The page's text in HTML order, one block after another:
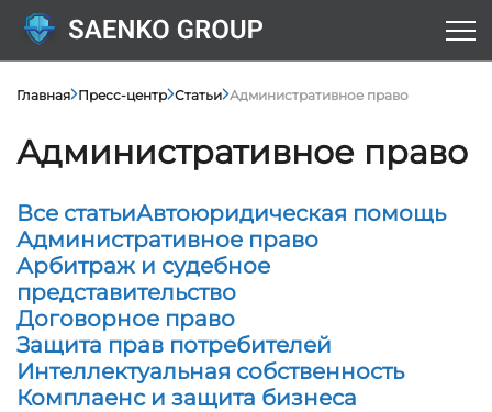
Главная Пресс-центр Статьи Административное право
Административное право
Все статьиАвтоюридическая помощь
Административное право
Арбитраж и судебное
представительство
Договорное право
Защита прав потребителей
Интеллектуальная собственность
Комплаенс и защита бизнеса